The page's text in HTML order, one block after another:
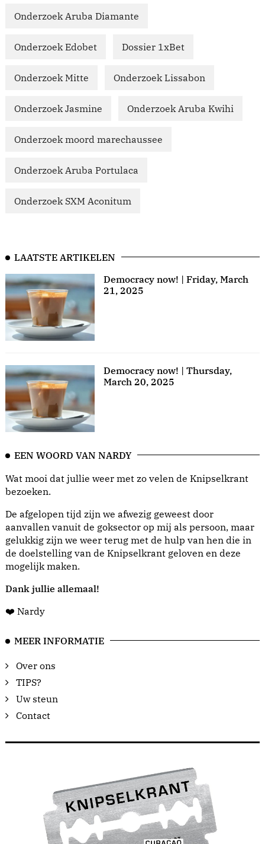
Onderzoek Aruba Diamante
Onderzoek Edobet Dossier 1xBet
Onderzoek Mitte Onderzoek Lissabon
Onderzoek Jasmine Onderzoek Aruba Kwihi
Onderzoek moord marechaussee
Onderzoek Aruba Portulaca
Onderzoek SXM Aconitum
LAATSTE ARTIKELEN
Democracy now! | Friday, March
21, 2025
Democracy now! | Thursday,
March 20, 2025
EEN WOORD VAN NARDY
Wat mooi dat jullie weer met zo velen de Knipselkrant
bezoeken.
De afgelopen tijd zijn we afwezig geweest door
aanvallen vanuit de goksector op mij als persoon, maar
gelukkig zijn we weer terug met de hulp van hen die in
de doelstelling van de Knipselkrant geloven en deze
mogelijk maken.
Dank jullie allemaal!
❤️ Nardy
MEER INFORMATIE
Over ons
TIPS?
Uw steun
Contact